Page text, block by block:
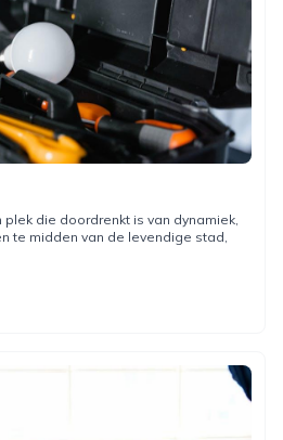
plek die doordrenkt is van dynamiek,
te midden van de levendige stad,